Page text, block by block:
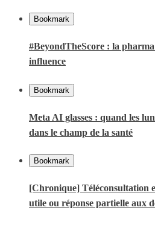
Bookmark
#BeyondTheScore : la
influence
Bookmark
Meta AI glasses : quand les
dans le champ de la santé
Bookmark
[Chronique] Téléconsultation
utile ou réponse partielle aux